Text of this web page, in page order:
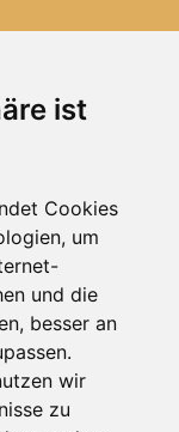
ist
Cookies
um
und die
besser an
wir
zu